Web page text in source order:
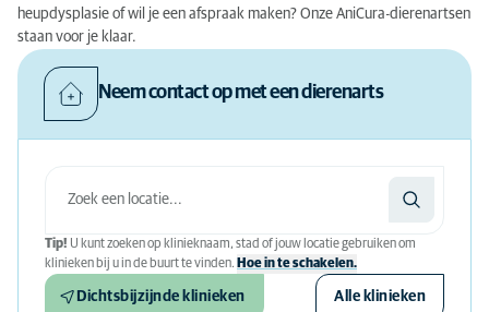
heupdysplasie of wil je een afspraak maken? Onze AniCura-dierenartsen
staan voor je klaar.
Neem contact op met een dierenarts
Tip! U kunt zoeken op klinieknaam, stad of jouw locatie gebruiken om
klinieken bij u in de buurt te vinden. Hoe in te schakelen.
Dichtsbijzijnde klinieken Alle klinieken